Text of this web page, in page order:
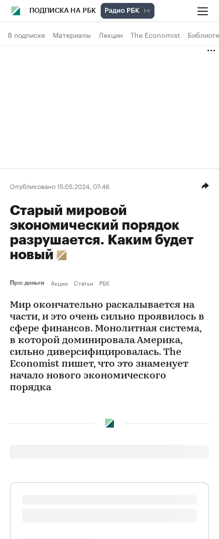
ПОДПИСКА НА РБК
В подписке Материалы Лекции The Economist
Опубликовано 15.05.2024, 07:46
Старый мировой
экономический порядок
разрушается. Каким будет
новый
Про: деньги Акции Статьи РБК
Мир окончательно раскалывается на
части, и это очень сильно проявилось в
сфере финансов. Монолитная система,
в которой доминировала Америка,
сильно диверсифицировалась. The
Economist пишет, что это знаменует
начало нового экономического
порядка